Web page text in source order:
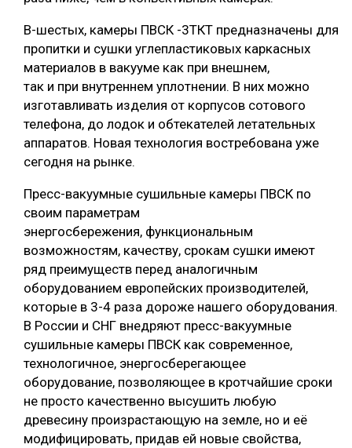
В-шестых, камеры ПВСК -3ТКТ предназначены для
пропитки и сушки углепластиковых каркасных
материалов в вакууме как при внешнем,
так и при внутреннем уплотнении. В них можно
изготавливать изделия от корпусов сотового
телефона, до лодок и обтекателей летательных
аппаратов. Новая технология востребована уже
сегодня на рынке.
Пресс-вакуумные сушильные камеры ПВСК по
своим параметрам
энергосбережения, функциональным
возможностям, качеству, срокам сушки имеют
ряд преимуществ перед аналогичным
оборудованием европейских производителей,
которые в 3-4 раза дороже нашего оборудования.
В России и СНГ внедряют пресс-вакуумные
сушильные камеры ПВСК как современное,
технологичное, энергосберегающее
оборудование, позволяющее в кротчайшие сроки
не просто качественно высушить любую
древесину произрастающую на земле, но и её
модифицировать, придав ей новые свойства,